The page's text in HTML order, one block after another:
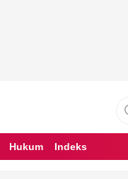
Hukum Indeks